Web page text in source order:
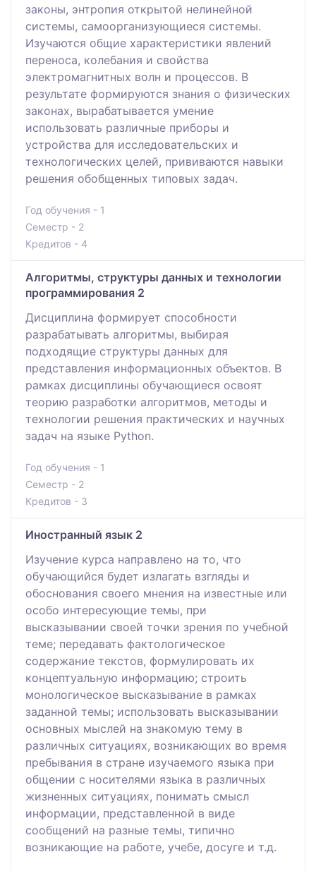
законы, энтропия открытой нелинейной
системы, самоорганизующиеся системы.
Изучаются общие характеристики явлений
переноса, колебания и свойства
электромагнитных волн и процессов. В
результате формируются знания о физических
законах, вырабатывается умение
использовать различные приборы и
устройства для исследовательских и
технологических целей, прививаются навыки
решения обобщенных типовых задач.
Год обучения - 1
Семестр - 2
Кредитов - 4
Алгоритмы, структуры данных и технологии
программирования 2
Дисциплина формирует способности
разрабатывать алгоритмы, выбирая
подходящие структуры данных для
представления информационных объектов. В
рамках дисциплины обучающиеся освоят
теорию разработки алгоритмов, методы и
технологии решения практических и научных
задач на языке Python.
Год обучения - 1
Семестр - 2
Кредитов - 3
Иностранный язык 2
Изучение курса направлено на то, что
обучающийся будет излагать взгляды и
обоснования своего мнения на известные или
особо интересующие темы, при
высказывании своей точки зрения по учебной
теме; передавать фактологическое
содержание текстов, формулировать их
концептуальную информацию; строить
монологическое высказывание в рамках
заданной темы; использовать высказывании
основных мыслей на знакомую тему в
различных ситуациях, возникающих во время
пребывания в стране изучаемого языка при
общении с носителями языка в различных
жизненных ситуациях, понимать смысл
информации, представленной в виде
сообщений на разные темы, типично
возникающие на работе, учебе, досуге и т.д.